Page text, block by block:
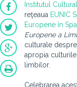
Institutul
reţeaua EUNIC
Europene în
Europene a
culturale
apropia
limbilor.
Celebrarea